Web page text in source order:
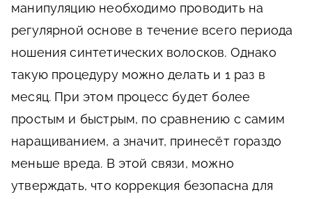
манипуляцию необходимо проводить на
регулярной основе в течение всего периода
ношения синтетических волосков. Однако
такую процедуру можно делать и 1 раз в
месяц. При этом процесс будет более
простым и быстрым, по сравнению с самим
наращиванием, а значит, принесёт гораздо
меньше вреда. В этой связи, можно
утверждать, что коррекция безопасна для